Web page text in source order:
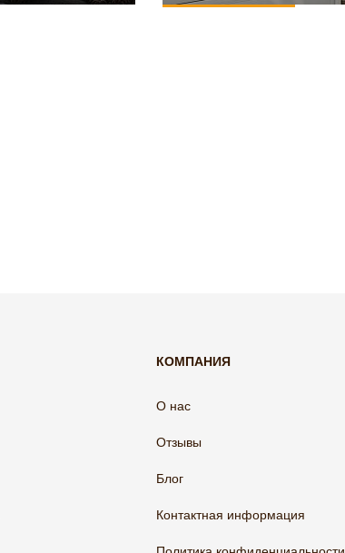
КОМПАНИЯ
О нас
Отзывы
Блог
Контактная информация